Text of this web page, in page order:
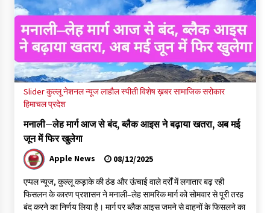
Sliderकुल्लूनेशनल न्यूजलाहौल स्पीतीविशेष ख़बरसामाजिक सरोकार
हिमाचल प्रदेश
मनाली–लेह मार्ग आज से बंद, ब्लैक आइस ने बढ़ाया खतरा, अब मई
जून में फिर खुलेगा
Apple News 08/12/2025
एप्पल न्यूज, कुल्लू कड़ाके की ठंड और ऊंचाई वाले दर्रों में लगातार बढ़ रही
फिसलन के कारण प्रशासन ने मनाली–लेह सामरिक मार्ग को सोमवार से पूरी तरह
बंद करने का निर्णय लिया है। मार्ग पर ब्लैक आइस जमने से वाहनों के फिसलने का